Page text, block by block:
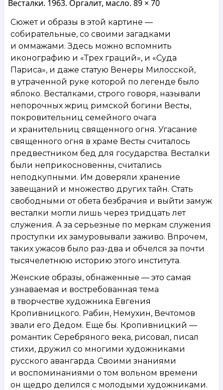
Весталки. 1963. Оргалит, масло. 89 × 70
Сюжет и образы в этой картине —
собирательные, со своими загадками
и оммажами. Здесь можно вспомнить
иконографию и «Трех граций», и «Суда
Париса», и даже статую Венеры Милосской,
в утраченной руке которой по легенде было
яблоко. Весталками, строго говоря, называли
непорочных жриц римской богини Весты,
покровительниц семейного очага
и хранительниц священного огня. Угасание
священного огня в храме Весты считалось
предвестником бед для государства. Весталки
были неприкосновенны, считались
неподкупными. Им доверяли хранение
завещаний и множество других тайн. Стать
свободными от обета безбрачия и выйти замуж
весталки могли лишь через тридцать лет
служения. А за серьезные по меркам служения
проступки их замуровывали заживо. Впрочем,
таких ужасов было раз-два и обчелся за почти
тысячелетнюю историю этого института.
Женские образы, обнаженные — это самая
узнаваемая и востребованная тема
в творчестве художника Евгения
Кропивницкого. Рабин, Немухин, Вечтомов
звали его Дедом. Еще бы. Кропивницкий —
романтик Серебряного века, рисовал, писал
стихи, дружил со многими художниками
русского авангарда. Своими знаниями
и воспоминаниями о том вольном времени
он щедро делился с молодыми художниками.